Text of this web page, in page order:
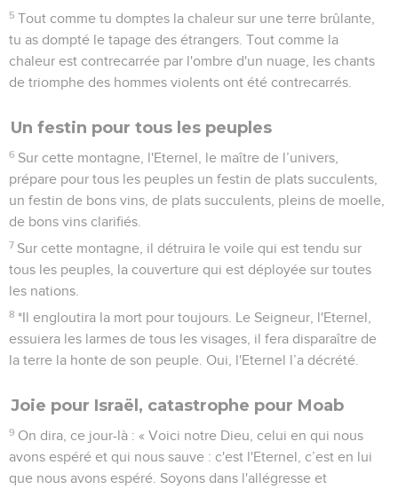
5 Tout comme tu domptes la chaleur sur une terre brûlante,
tu as dompté le tapage des étrangers. Tout comme la
chaleur est contrecarrée par l'ombre d'un nuage, les chants
de triomphe des hommes violents ont été contrecarrés.
Un festin pour tous les peuples
6 Sur cette montagne, l'Eternel, le maître de l’univers,
prépare pour tous les peuples un festin de plats succulents,
un festin de bons vins, de plats succulents, pleins de moelle,
de bons vins clarifiés.
7 Sur cette montagne, il détruira le voile qui est tendu sur
tous les peuples, la couverture qui est déployée sur toutes
les nations.
8 *Il engloutira la mort pour toujours. Le Seigneur, l'Eternel,
essuiera les larmes de tous les visages, il fera disparaître de
la terre la honte de son peuple. Oui, l'Eternel l’a décrété.
Joie pour Israël, catastrophe pour Moab
9 On dira, ce jour-là : « Voici notre Dieu, celui en qui nous
avons espéré et qui nous sauve : c'est l'Eternel, c’est en lui
que nous avons espéré. Soyons dans l'allégresse et